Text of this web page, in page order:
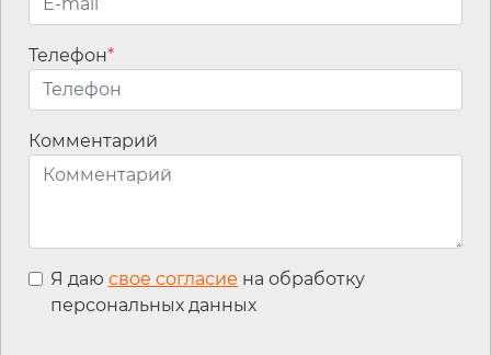
Email*
Телефон*
Комментарий
Я даю свое согласие на обработку
персональных данных